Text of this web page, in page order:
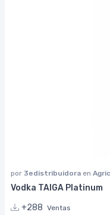
por 3edistribuidora en
Vodka TAIGA Platinum
+288 Ventas